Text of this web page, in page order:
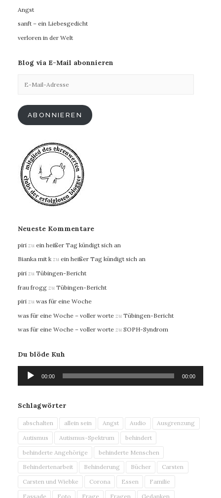
Angst
sanft – ein Liebesgedicht
verloren in der Welt
Blog via E-Mail abonnieren
Mail-
ABONNIEREN
Neueste Kommentare
piri zu ein heißer Tag kündigt sich an
Bianka mit k zu ein heißer Tag kündigt sich an
piri zu Tübingen-Bericht
frau frogg zu Tübingen-Bericht
piri zu was für eine Woche
was für eine Woche – voller worte zu Tübingen-Bericht
was für eine Woche – voller worte zu SOPH-Syndrom
Du blöde Kuh
Audio-
Player
00:00 00:00
Schlagwörter
abschalten allein sein Angst Audio
Ausgrenzung
Autismus
Autismus-Spektrum
behindert
behinderte Angehörige
behinderte Menschen
Behindertenarbeit
Behinderung Bücher
Carsten
Carsten und Wiebke
Corona Essen
Familie
Fassade
Foto Frage Fragen Gedanken